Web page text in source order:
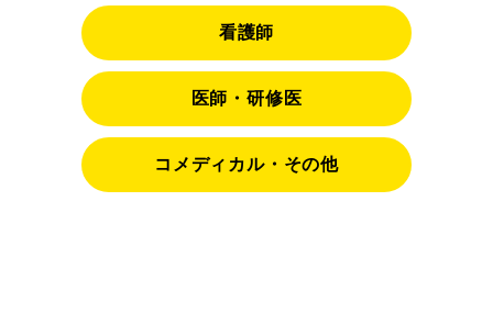
看護師
医師・研修医
コメディカル・その他